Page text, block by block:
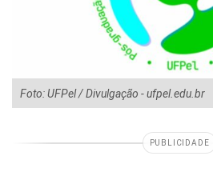
Foto: UFPel / Divulgação - ufpel.edu.br
PUBLICIDADE